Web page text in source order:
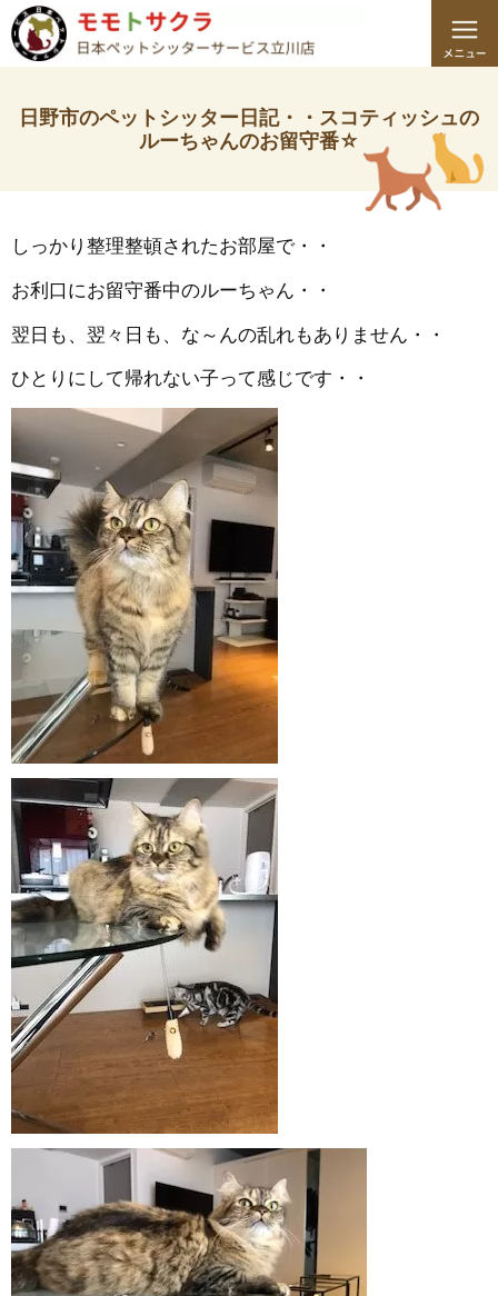
日野市のペットシッター日記・・スコティッシュの
ルーちゃんのお留守番☆
しっかり整理整頓されたお部屋で・・
お利口にお留守番中のルーちゃん・・
翌日も、翌々日も、な～んの乱れもありません・・
ひとりにして帰れない子って感じです・・